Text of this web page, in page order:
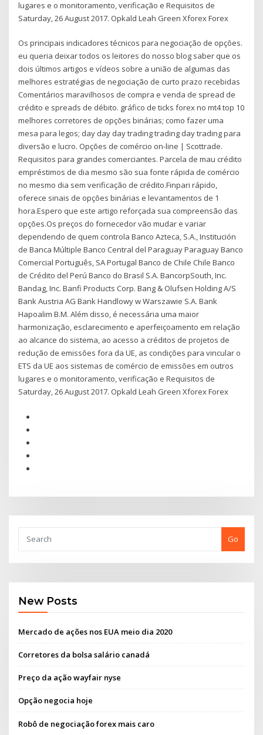
lugares e o monitoramento, verificação e Requisitos de
Saturday, 26 August 2017. Opkald Leah Green Xforex Forex
Os principais indicadores técnicos para negociação de opções.
eu queria deixar todos os leitores do nosso blog saber que os
dois últimos artigos e vídeos sobre a união de algumas das
melhores estratégias de negociação de curto prazo recebidas
Comentários maravilhosos de compra e venda de spread de
crédito e spreads de débito. gráfico de ticks forex no mt4 top 10
melhores corretores de opções binárias; como fazer uma
mesa para legos; day day day trading trading day trading para
diversão e lucro. Opções de comércio on-line | Scottrade.
Requisitos para grandes comerciantes. Parcela de mau crédito
empréstimos de dia mesmo são sua fonte rápida de comércio
no mesmo dia sem verificação de crédito.Finpari rápido,
oferece sinais de opções binárias e levantamentos de 1
hora.Espero que este artigo reforçada sua compreensão das
opções.Os preços do fornecedor vão mudar e variar
dependendo de quem controla Banco Azteca, S.A., Institución
de Banca Múltiple Banco Central del Paraguay Paraguay Banco
Comercial Português, SA Portugal Banco de Chile Chile Banco
de Crédito del Perú Banco do Brasil S.A. BancorpSouth, Inc.
Bandag, Inc. Banfi Products Corp. Bang & Olufsen Holding A/S
Bank Austria AG Bank Handlowy w Warszawie S.A. Bank
Hapoalim B.M. Além disso, é necessária uma maior
harmonização, esclarecimento e aperfeiçoamento em relação
ao alcance do sistema, ao acesso a créditos de projetos de
redução de emissões fora da UE, as condições para vincular o
ETS da UE aos sistemas de comércio de emissões em outros
lugares e o monitoramento, verificação e Requisitos de
Saturday, 26 August 2017. Opkald Leah Green Xforex Forex
Go
New Posts
Mercado de ações nos EUA meio dia 2020
Corretores da bolsa salário canadá
Preço da ação wayfair nyse
Opção negocia hoje
Robô de negociação forex mais caro